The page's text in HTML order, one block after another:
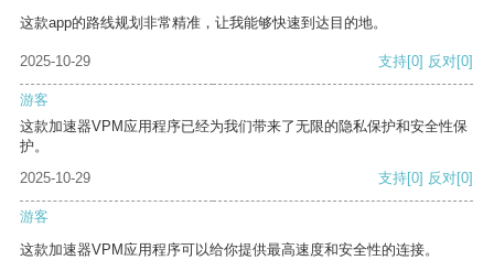
这款app的路线规划非常精准，让我能够快速到达目的地。
2025-10-29 支持[0] 反对[0]
游客
这款加速器VPM应用程序已经为我们带来了无限的隐私保护和安全性保
护。
2025-10-29
支持[0] 反对[0]
游客
这款加速器VPM应用程序可以给你提供最高速度和安全性的连接。